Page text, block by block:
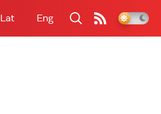
Lat Eng